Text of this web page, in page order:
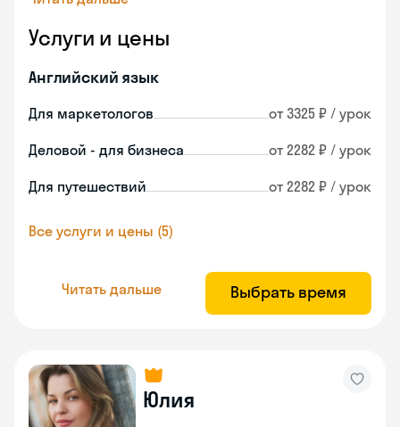
Услуги и цены
Английский язык
Для маркетологов от 3325 ₽ / урок
Деловой - для бизнеса от 2282 ₽ / урок
Для путешествий от 2282 ₽ / урок
Все услуги и цены (5)
Читать дальше Выбрать время
Юлия